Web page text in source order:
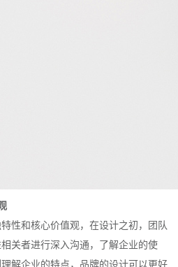
性和核心价值观，在设计之初，团队
关者进行深入沟通，了解企业的使
解企业的特点，品牌的设计可以更好